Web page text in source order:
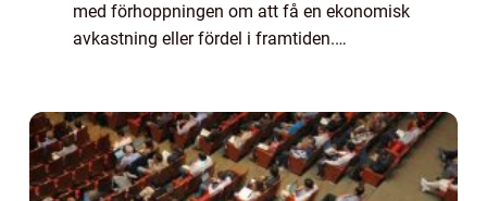
med förhoppningen om att få en ekonomisk
avkastning eller fördel i framtiden.
tillgån...